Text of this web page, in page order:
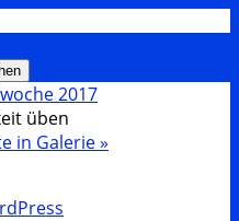
2017
üben
in Galerie »